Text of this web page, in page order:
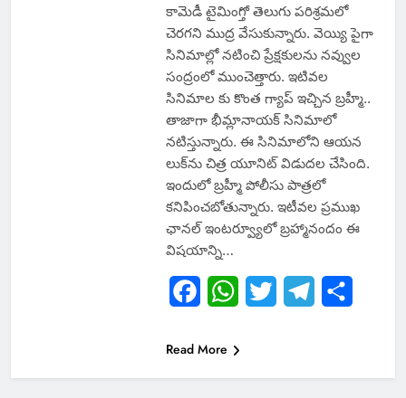
కామెడీ టైమింగ్తో తెలుగు పరిశ్రమలో
చెరగని ముద్ర వేసుకున్నారు. వెయ్యి పైగా
సినిమాల్లో నటించి ప్రేక్షకులను నవ్వుల
సంద్రంలో ముంచెత్తారు. ఇటివల
సినిమాల కు కొంత గ్యాప్ ఇచ్చిన బ్రహ్మీ..
తాజాగా భీమ్లానాయక్‌ సినిమాలో
నటిస్తున్నారు. ఈ సినిమాలోని ఆయన
లుక్‌ను చిత్ర యూనిట్ విడుదల చేసింది.
ఇందులో బ్రహ్మీ పోలీసు పాత్రలో
కనిపించబోతున్నారు. ఇటీవల ప్రముఖ
ఛానల్ ఇంటర్వ్యూలో బ్రహ్మానందం ఈ
విషయాన్ని…
FacebookWhatsApp
Twitter Telegram
Read More